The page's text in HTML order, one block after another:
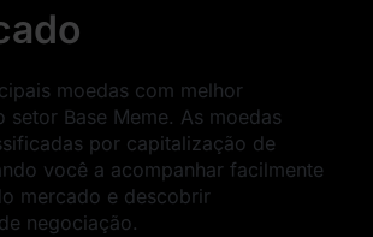
moedas com melhor
setor Base Meme. As moedas
por capitalização de
você a acompanhar facilmente
mercado e descobrir
negociação.